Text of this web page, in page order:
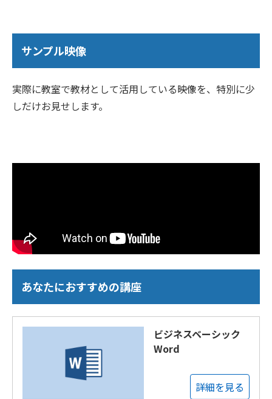
サンプル映像
実際に教室で教材として活用している映像を、特別に少
しだけお見せします。
あなたにおすすめの講座
ビジネスベーシック
Word
詳細を見る